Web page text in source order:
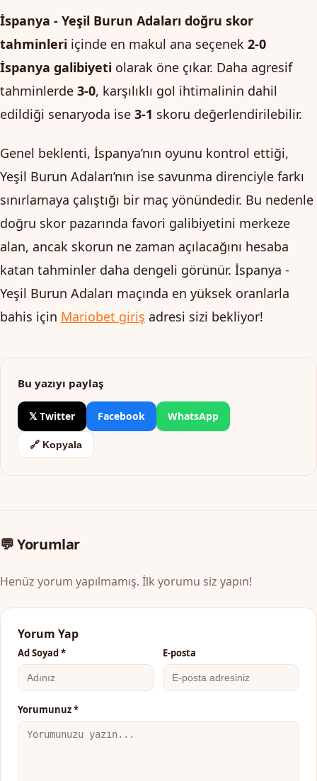
İspanya - Yeşil Burun Adaları doğru skor
tahminleri içinde en makul ana seçenek 2-0
İspanya galibiyeti olarak öne çıkar. Daha agresif
tahminlerde 3-0, karşılıklı gol ihtimalinin dahil
edildiği senaryoda ise 3-1 skoru değerlendirilebilir.
Genel beklenti, İspanya’nın oyunu kontrol ettiği,
Yeşil Burun Adaları’nın ise savunma direnciyle farkı
sınırlamaya çalıştığı bir maç yönündedir. Bu nedenle
doğru skor pazarında favori galibiyetini merkeze
alan, ancak skorun ne zaman açılacağını hesaba
katan tahminler daha dengeli görünür. İspanya -
Yeşil Burun Adaları maçında en yüksek oranlarla
bahis için Mariobet giriş adresi sizi bekliyor!
Bu yazıyı paylaş
𝕏 Twitter Facebook WhatsApp
🔗 Kopyala
💬 Yorumlar
Henüz yorum yapılmamış. İlk yorumu siz yapın!
Yorum Yap
Ad Soyad * E-posta
Yorumunuz *